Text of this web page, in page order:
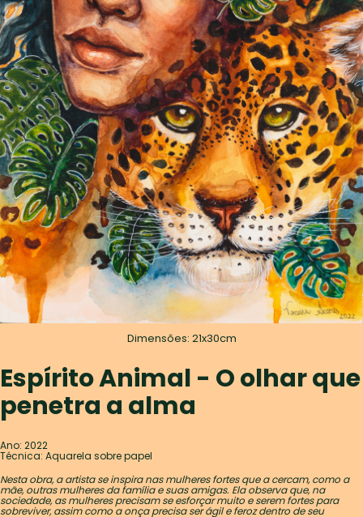
Dimensões: 21x30cm
Espírito Animal - O olhar que
penetra a alma
Ano: 2022
Técnica: Aquarela sobre papel
Nesta obra, a artista se inspira nas mulheres fortes que a cercam, como a
mãe, outras mulheres da família e suas amigas. Ela observa que, na
sociedade, as mulheres precisam se esforçar muito e serem fortes para
sobreviver, assim como a onça precisa ser ágil e feroz dentro de seu